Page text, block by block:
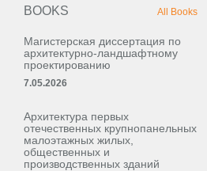
BOOKS All Books
Магистерская диссертация по
архитектурно-ландшафтному
проектированию
7.05.2026
Архитектура первых
отечественных крупнопанельных
малоэтажных жилых,
общественных и
производственных зданий